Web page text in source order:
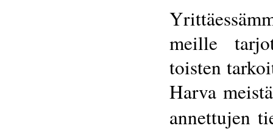
meille
toisten
Harva
annettujen